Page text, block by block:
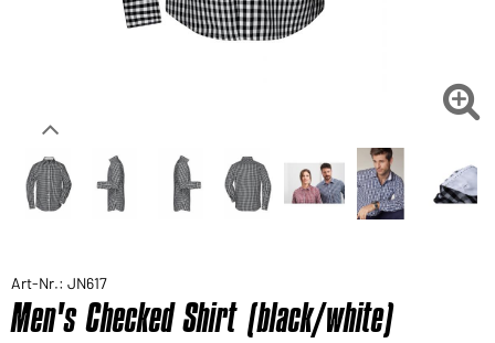
Sie möchten gerne für Ihren privaten Bedarf

Art-Nr.: JN617
Men's Checked Shirt (black/white)